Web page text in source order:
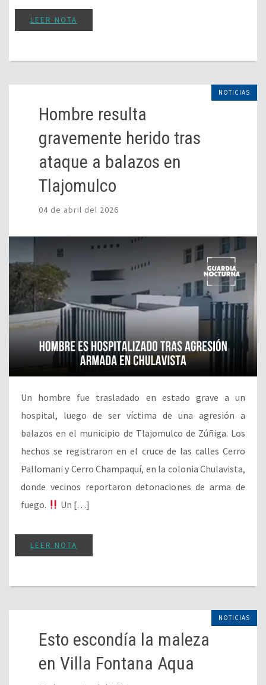
LEER NOTA
NOTICIAS
Hombre resulta
gravemente herido tras
ataque a balazos en
Tlajomulco
04 de abril del 2026
Un hombre fue trasladado en estado grave a un
hospital, luego de ser víctima de una agresión a
balazos en el municipio de Tlajomulco de Zúñiga. Los
hechos se registraron en el cruce de las calles Cerro
Pallomani y Cerro Champaquí, en la colonia Chulavista,
donde vecinos reportaron detonaciones de arma de
fuego.
Un […]
LEER NOTA
NOTICIAS
Esto escondía la maleza
en Villa Fontana Aqua